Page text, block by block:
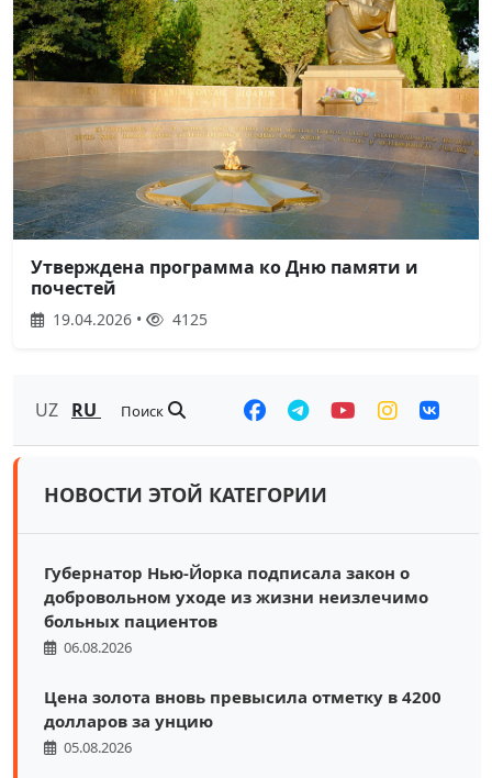
Утверждена программа ко Дню памяти и
почестей
19.04.2026 • 4125
UZ RU Поиск
НОВОСТИ ЭТОЙ КАТЕГОРИИ
Губернатор Нью-Йорка подписала закон о
добровольном уходе из жизни неизлечимо
больных пациентов
06.08.2026
Цена золота вновь превысила отметку в 4200
долларов за унцию
05.08.2026